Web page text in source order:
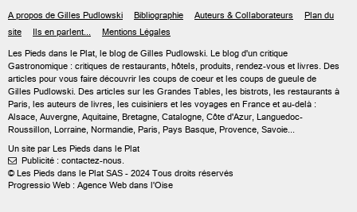
A propos de Gilles Pudlowski Bibliographie Auteurs & Collaborateurs
Plan du
site
Ils en parlent... Mentions Légales
Les Pieds dans le Plat, le blog de Gilles Pudlowski. Le blog d'un critique
Gastronomique : critiques de restaurants, hôtels, produits, rendez-vous et livres. Des
articles pour vous faire découvrir les coups de coeur et les coups de gueule de
Gilles Pudlowski. Des articles sur les Grandes Tables, les bistrots, les restaurants à
Paris, les auteurs de livres, les cuisiniers et les voyages en France et au-delà :
Alsace, Auvergne, Aquitaine, Bretagne, Catalogne, Côte d'Azur, Languedoc-
Roussillon, Lorraine, Normandie, Paris, Pays Basque, Provence, Savoie...
Un site par Les Pieds dans le Plat
 Publicité : contactez-nous.
© Les Pieds dans le Plat SAS - 2024 Tous droits réservés
Progressio Web : Agence Web dans l'Oise